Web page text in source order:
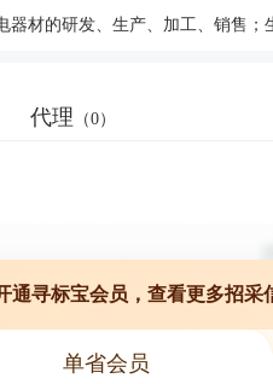
代理 （0）
通寻标宝会员，查看更多招采
单省会员